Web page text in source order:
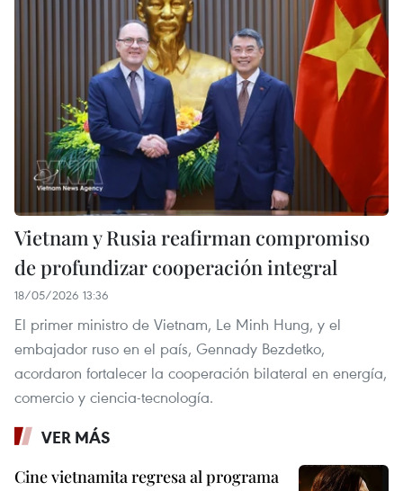
Vietnam y Rusia reafirman compromiso
de profundizar cooperación integral
18/05/2026 13:36
El primer ministro de Vietnam, Le Minh Hung, y el
embajador ruso en el país, Gennady Bezdetko,
acordaron fortalecer la cooperación bilateral en energía,
comercio y ciencia-tecnología.
VER MÁS
Cine vietnamita regresa al programa